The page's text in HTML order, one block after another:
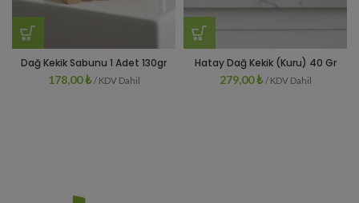
Dağ Kekik Sabunu 1 Adet 130gr
178,00₺ / KDV Dahil
Hatay Dağ Kekik (Kuru) 40 Gr
279,00₺ / KDV Dahil